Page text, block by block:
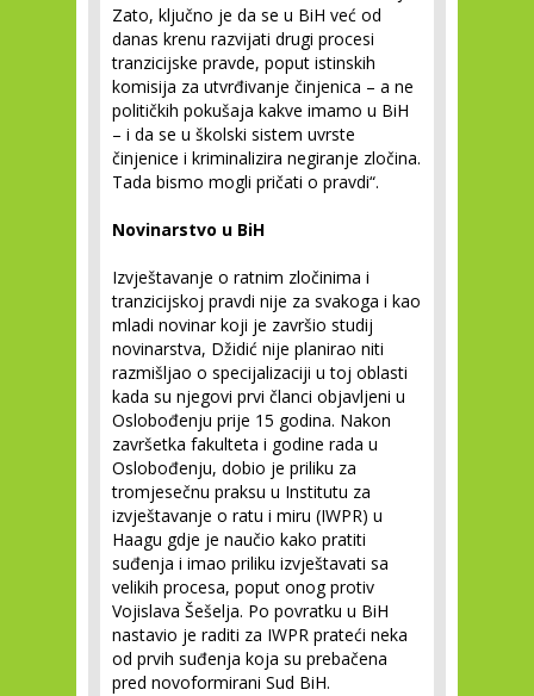
Zato, ključno je da se u BiH već od
danas krenu razvijati drugi procesi
tranzicijske pravde, poput istinskih
komisija za utvrđivanje činjenica – a ne
političkih pokušaja kakve imamo u BiH
– i da se u školski sistem uvrste
činjenice i kriminalizira negiranje zločina.
Tada bismo mogli pričati o pravdi“.
Novinarstvo u BiH
Izvještavanje o ratnim zločinima i
tranzicijskoj pravdi nije za svakoga i kao
mladi novinar koji je završio studij
novinarstva, Džidić nije planirao niti
razmišljao o specijalizaciji u toj oblasti
kada su njegovi prvi članci objavljeni u
Oslobođenju prije 15 godina. Nakon
završetka fakulteta i godine rada u
Oslobođenju, dobio je priliku za
tromjesečnu praksu u Institutu za
izvještavanje o ratu i miru (IWPR) u
Haagu gdje je naučio kako pratiti
suđenja i imao priliku izvještavati sa
velikih procesa, poput onog protiv
Vojislava Šešelja. Po povratku u BiH
nastavio je raditi za IWPR prateći neka
od prvih suđenja koja su prebačena
pred novoformirani Sud BiH.